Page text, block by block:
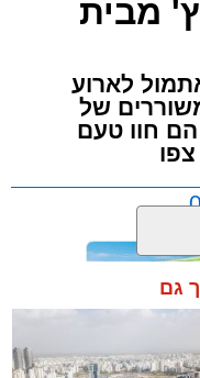
מבית
לארוע
של
הם חוו טעם
גם